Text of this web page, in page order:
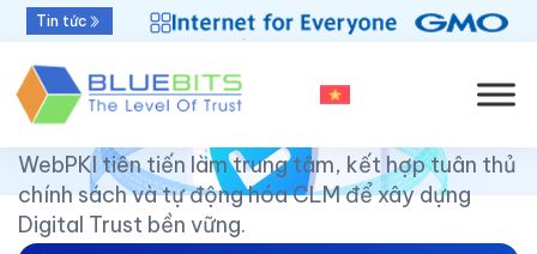
Tin tức
Bluebits được GlobalSign vinh danh “Top Sales
2025” khu vực APAC
SSL 47 ngày:Thách thức mới,
cơ hội tái định hình PKI
WebPKI tiên tiến làm trung tâm, kết hợp tuân thủ
chính sách và tự động hóa CLM để xây dựng
Digital Trust bền vững.